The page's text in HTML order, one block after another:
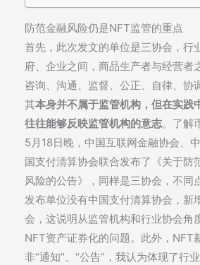
防范金融风险仍是NFT监管的重点
首先，此次发文的单位是三协会，行
府、企业之间，商品生产者与经营者
咨询、沟通、监督、公正、自律、协
其本身并不属于监管机构，但在实践
往往能够反映监管机构的意志。了解
5月18日晚，中国互联网金融协会、
国支付清算协会联合发布了《关于防
风险的公告》，同样是三协会，不同
发布单位没有中国支付清算协会，新
会，这说明从监管机构和行业协会角
NFT资产证券化的问题。此外，NFT
非“通知”、“公告”，我认为体现了行